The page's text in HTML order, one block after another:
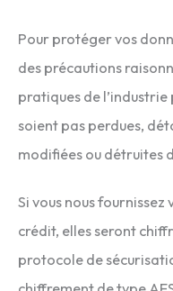
Pour protéger vos
des précautions
pratiques de l’industrie
soient pas perdues,
modifiées ou détruites
Si vous nous
crédit, elles seront
protocole de